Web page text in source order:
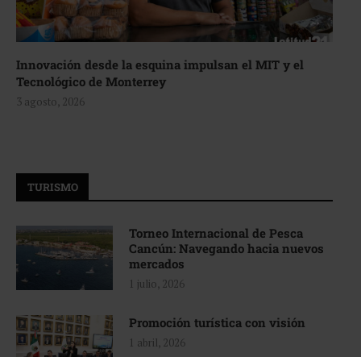
Innovación desde la esquina impulsan el MIT y el
Tecnológico de Monterrey
3 agosto, 2026
TURISMO
Torneo Internacional de Pesca
Cancún: Navegando hacia nuevos
mercados
1 julio, 2026
Promoción turística con visión
1 abril, 2026